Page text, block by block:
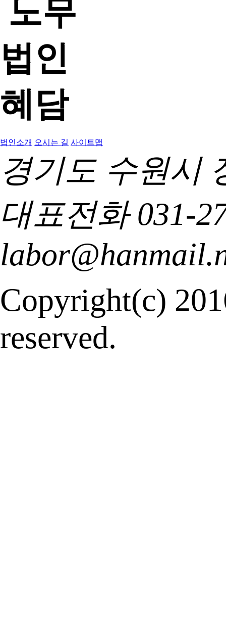
법인소개 오시는 길 사이트맵
경기도 수원시
대표전화 031-
Copyright(c)
reserved.